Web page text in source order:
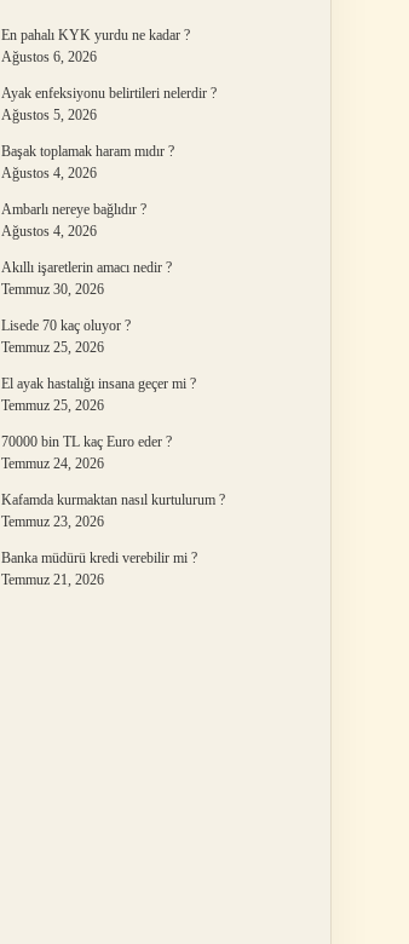
En pahalı KYK yurdu ne kadar ?
Ağustos 6, 2026
Ayak enfeksiyonu belirtileri nelerdir ?
Ağustos 5, 2026
Başak toplamak haram mıdır ?
Ağustos 4, 2026
Ambarlı nereye bağlıdır ?
Ağustos 4, 2026
Akıllı işaretlerin amacı nedir ?
Temmuz 30, 2026
Lisede 70 kaç oluyor ?
Temmuz 25, 2026
El ayak hastalığı insana geçer mi ?
Temmuz 25, 2026
70000 bin TL kaç Euro eder ?
Temmuz 24, 2026
Kafamda kurmaktan nasıl kurtulurum ?
Temmuz 23, 2026
Banka müdürü kredi verebilir mi ?
Temmuz 21, 2026